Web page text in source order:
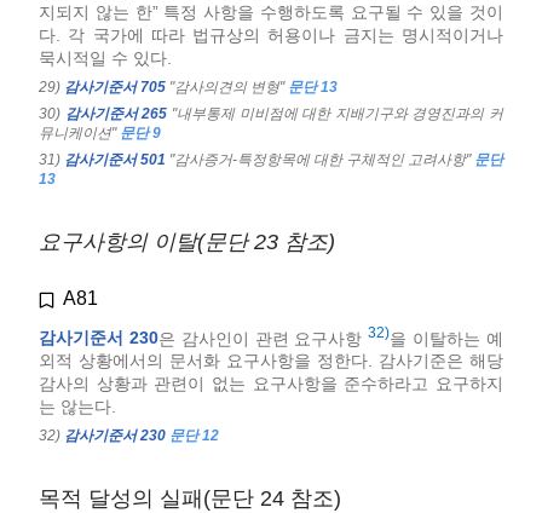
지되지 않는 한” 특정 사항을 수행하도록 요구될 수 있을 것이
다. 각 국가에 따라 법규상의 허용이나 금지는 명시적이거나
묵시적일 수 있다.
29) 감사기준서 705 "감사의견의 변형" 문단 13
30) 감사기준서 265 "내부통제 미비점에 대한 지배기구와 경영진과의 커
뮤니케이션" 문단 9
31) 감사기준서 501 "감사증거-특정항목에 대한 구체적인 고려사항" 문단
13
요구사항의 이탈(문단 23 참조)
A81
감사기준서 230은 감사인이 관련 요구사항32)을 이탈하는 예
외적 상황에서의 문서화 요구사항을 정한다. 감사기준은 해당
감사의 상황과 관련이 없는 요구사항을 준수하라고 요구하지
는 않는다.
32) 감사기준서 230 문단 12
목적 달성의 실패(문단 24 참조)